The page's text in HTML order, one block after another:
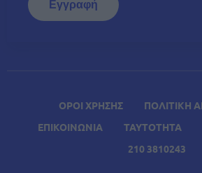
ΟΡΟΙ ΧΡΗΣΗΣ
ΠΟΛΙΤΙΚΗ
ΕΠΙΚΟΙΝΩΝΙΑ
ΤΑΥΤΟΤΗΤΑ
210 3810243